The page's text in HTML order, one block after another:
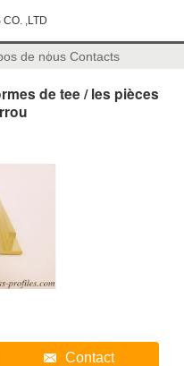
,LTD
de nous Contacts
de tee / les pièces
Contact